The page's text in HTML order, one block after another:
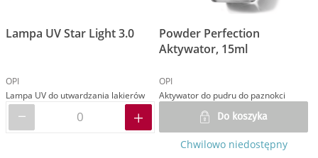
Lampa UV Star Light 3.0
OPI
Lampa UV do utwardzania lakierów
Powder Perfection
Aktywator, 15ml
OPI
Aktywator do pudru do paznokci
Do koszyka
Chwilowo niedostępny